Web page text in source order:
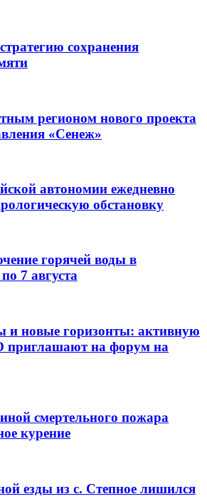
сохранения
регионом нового проекта
«Сенеж»
автономии ежедневно
обстановку
горячей воды в
7 августа
и новые горизонты: активную
приглашают на форум на
смертельного пожара
курение
езды из с. Степное лишился